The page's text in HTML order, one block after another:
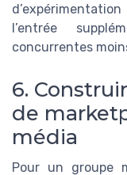
l’entrée
concurrentes
6.
de
média
Pour un groupe